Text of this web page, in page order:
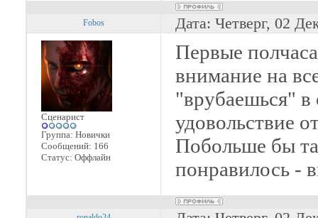
Fobos Дата: Четверг, 02
Сценарист
Группа: Новички
Сообщений: 166
Статус: Оффлайн
Первые
внимание на
"врубаешься" в
удовольствие
Побольше бы
понравилось -